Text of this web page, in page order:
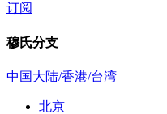
订阅
穆氏分支
中国大陆/香港/台湾
北京